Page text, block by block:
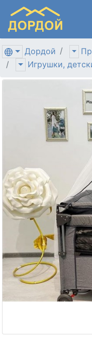
Дордой
Игрушки,